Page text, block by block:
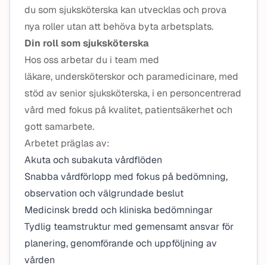
du som sjuksköterska kan utvecklas och prova
nya roller utan att behöva byta arbetsplats.
Din roll som sjuksköterska
Hos oss arbetar du i team med
läkare, undersköterskor och paramedicinare, med
stöd av senior sjuksköterska, i en personcentrerad
vård med fokus på kvalitet, patientsäkerhet och
gott samarbete.
Arbetet präglas av:
Akuta och subakuta vårdflöden
Snabba vårdförlopp med fokus på bedömning,
observation och välgrundade beslut
Medicinsk bredd och kliniska bedömningar
Tydlig teamstruktur med gemensamt ansvar för
planering, genomförande och uppföljning av
vården